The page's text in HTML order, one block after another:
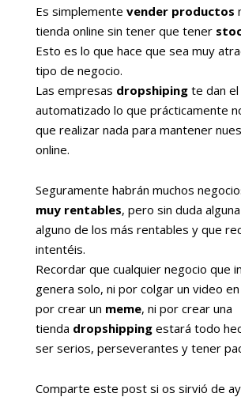
Es simplemente vender productos
tienda online sin tener que tener
Esto es lo que hace que sea muy
tipo de negocio.
Las empresas dropshipingte dan el
automatizado lo que prácticamente
que realizar nada para mantener
online.
Seguramente habrán muchos
muy rentables, pero sin duda
alguno de los más rentables y que
intentéis.
Recordar que cualquier negocio que
genera solo, ni por colgar un video en
por crear un meme, ni por crear una
tienda dropshippingestará todo
ser serios, perseverantes y tener
Comparte este post si os sirvió de